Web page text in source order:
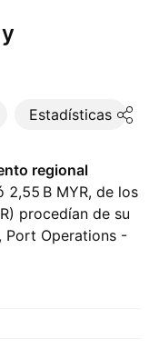
Estadísticas
regional
‪2,55 B‬ MYR, de los
procedían de su
Port Operations -
de Malasia,